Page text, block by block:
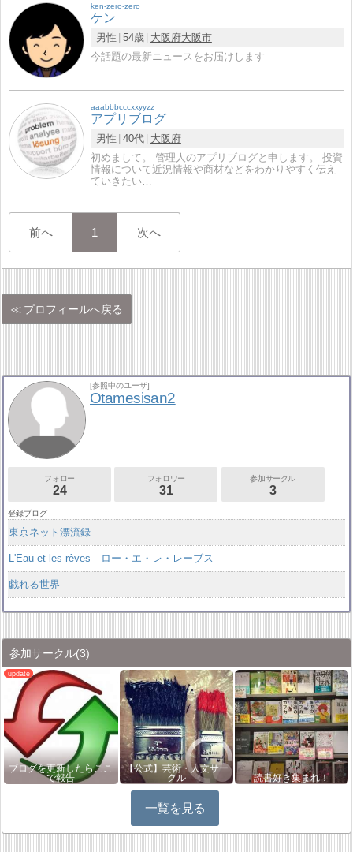
ken-zero-zero
ケン
男性 54歳 大阪府大阪市
今話題の最新ニュースをお届けします
aaabbbcccxxyyzz
アプリブログ
男性 40代
大阪府
初めまして。 管理人のアプリブログと申します。 投資
情報について近況情報や商材などをわかりやすく伝え
ていきたい…
前へ 1 次へ
プロフィールへ戻る
[参照中のユーザ]
Otamesisan2
フォロー
24
フォロワー
31
参加サークル
3
登録ブログ
東京ネット漂流録
L'Eau et les rêves ロー・エ・レ・レーブス
戯れる世界
参加サークル(3)
ブログを更新したらここ
で報告
【公式】芸術・人文サー
クル
読書好き集まれ！
一覧を見る